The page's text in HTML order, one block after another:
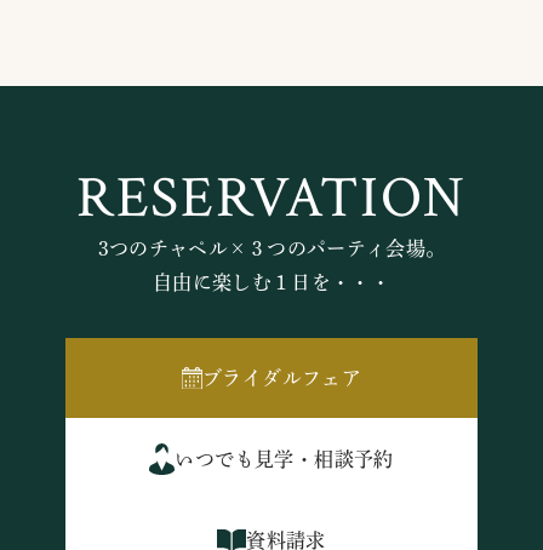
RESERVATION
3つのチャペル×３つのパーティ会場。
自由に楽しむ１日を・・・
ブライダルフェア
いつでも見学・相談予約
資料請求